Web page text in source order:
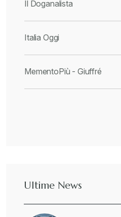
Il Doganalista
Italia Oggi
MementoPiù - Giuffré
Ultime News